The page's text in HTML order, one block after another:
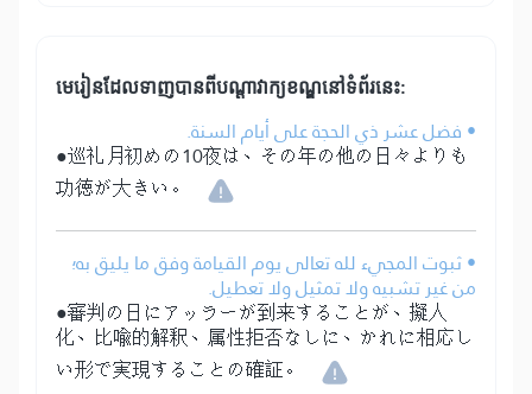
មេរៀនដែលទាញបានពីបណ្តាវាក្យខណ្ឌនៅទំព័រនេះ:
• فضل عشر ذي الحجة على أيام السنة.
●巡礼月初めの10夜は、その年の他の日々よりも
功徳が大きい。
• ثبوت المجيء لله تعالى يوم القيامة وفق ما يليق به؛
من غير تشبيه ولا تمثيل ولا تعطيل.
●審判の日にアッラーが到来することが、擬人
化、比喩的解釈、属性拒否なしに、かれに相応し
い形で実現することの確証。